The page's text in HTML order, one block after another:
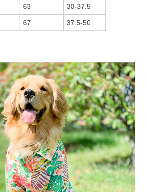
63 30-37.5
67 37.5-50